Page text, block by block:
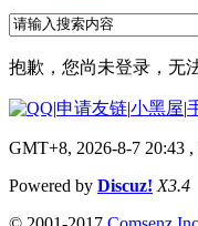
抱歉，您尚未登录，无
|申请友链|小黑屋|
GMT+8, 2026-8-7 20:43 ,
Powered by Discuz! X3.4